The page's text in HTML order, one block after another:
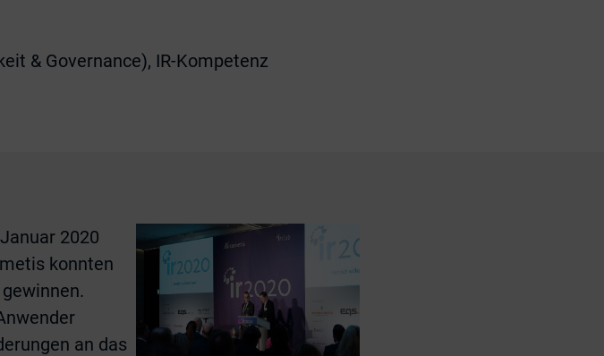
& Governance), IR-Kompetenz
2020
konnten
an das